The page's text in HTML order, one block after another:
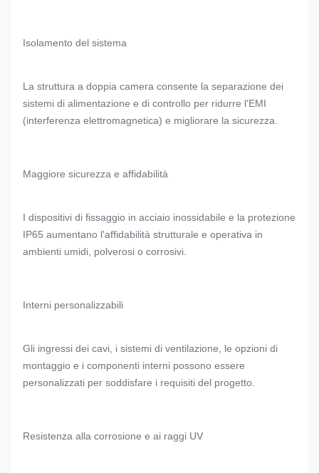
Isolamento del sistema
La struttura a doppia camera consente la separazione dei
sistemi di alimentazione e di controllo per ridurre l'EMI
(interferenza elettromagnetica) e migliorare la sicurezza.
Maggiore sicurezza e affidabilità
I dispositivi di fissaggio in acciaio inossidabile e la protezione
IP65 aumentano l'affidabilità strutturale e operativa in
ambienti umidi, polverosi o corrosivi.
Interni personalizzabili
Gli ingressi dei cavi, i sistemi di ventilazione, le opzioni di
montaggio e i componenti interni possono essere
personalizzati per soddisfare i requisiti del progetto.
Resistenza alla corrosione e ai raggi UV